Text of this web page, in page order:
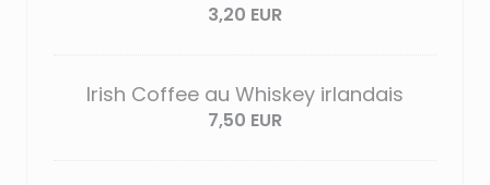
3,20 EUR
Irish Coffee au Whiskey irlandais
7,50 EUR